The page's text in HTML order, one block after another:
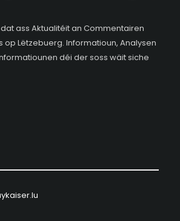
ass Aktualitéit an Commentairen
op Lëtzebuerg. Informatioun, Analysen
déi der soss wäit siche